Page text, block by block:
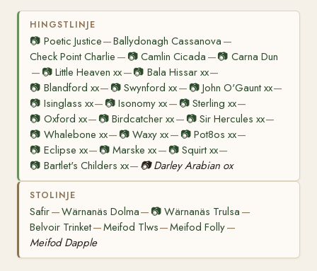
HINGSTLINJE
📷 Poetic Justice—Ballydonagh Cassanova —
Check Point Charlie — 📷Camlin Cicada —📷 Carna Dun
— 📷Little Heaven xx—📷 Bala Hissar xx—
📷 Blandford xx— 📷Swynford xx— 📷 John O'Gaunt xx—
📷 Isinglass xx— 📷Isonomy xx— 📷 Sterling xx—
📷 Oxford xx— 📷Birdcatcher xx— 📷 Sir Hercules xx—
📷 Whalebone xx— 📷Waxy xx— 📷 Pot8os xx—
📷 Eclipse xx— 📷Marske xx— 📷 Squirt xx—
📷 Bartlet's Childers xx— 📷 Darley Arabian ox
STOLINJE
Safir—Wärnanäs Dolma— 📷Wärnanäs Trulsa —
Belvoir Trinket—Meifod Tlws—Meifod Folly—
Meifod Dapple